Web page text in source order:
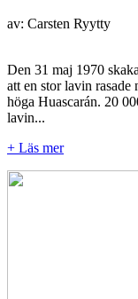
av: Carsten Ryytty
Den 31 maj 1970
att en stor lavin rasade
höga Huascarán. 20
lavin...
+ Läs mer